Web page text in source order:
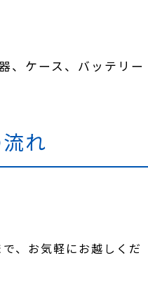
、ケース、バッテリー
れ
、お気軽にお越しくだ